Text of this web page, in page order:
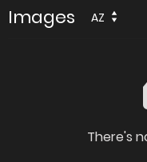
Images AZ
There's